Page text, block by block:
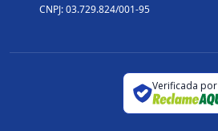
CNPJ: 03.729.824/001-95
Verificada por